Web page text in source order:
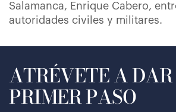
Salamanca, Enrique Cabero,
autoridades civiles y militares.
ATRÉVETE A
PRIMER PASO